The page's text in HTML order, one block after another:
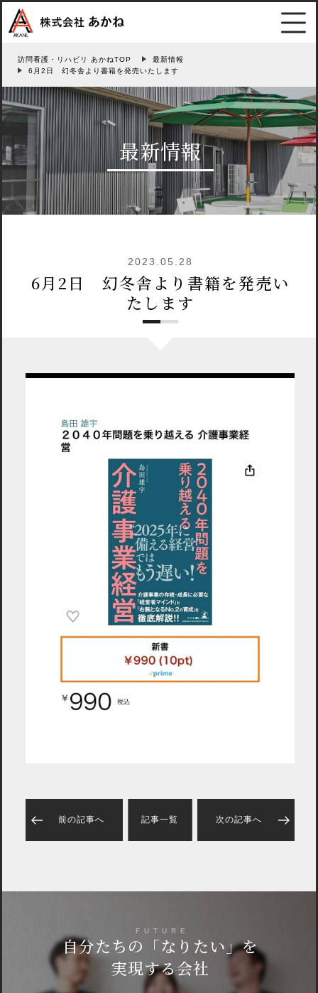
訪問看護・リハビリ あかねTOP
最新情報
6月2日 幻冬舎より書籍を発売いたします
最新情報
2023.05.28
6月2日 幻冬舎より書籍を発売い
たします
前の記事へ 記事一覧 次の記事へ
FUTURE
自分たちの 「なりたい」を
実現する会社